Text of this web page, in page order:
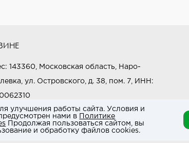
Московская область, Наро-
ул. Островского, д. 38, пом. 7, ИНН:
97-97
улучшения работы сайта. Условия и
нами в
Политике
Продолжая пользоваться сайтом, вы
и обработку файлов cookies.